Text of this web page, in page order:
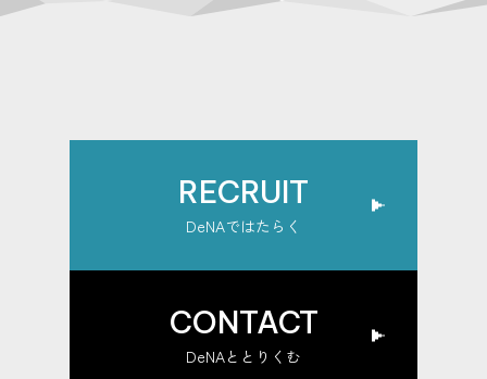
RECRUIT
DeNAではたらく
CONTACT
DeNAととりくむ